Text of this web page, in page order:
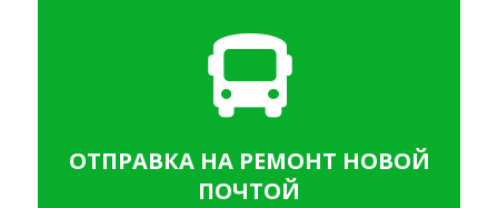
ОТПРАВКА НА РЕМОНТ НОВОЙ
ПОЧТОЙ